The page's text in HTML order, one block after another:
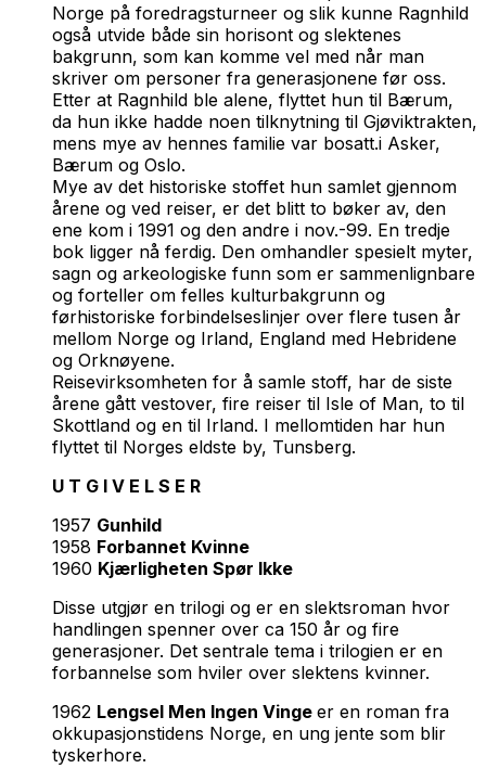
Norge på foredragsturneer og slik kunne Ragnhild
også utvide både sin horisont og slektenes
bakgrunn, som kan komme vel med når man
skriver om personer fra generasjonene før oss.
Etter at Ragnhild ble alene, flyttet hun til Bærum,
da hun ikke hadde noen tilknytning til Gjøviktrakten,
mens mye av hennes familie var bosatt.i Asker,
Bærum og Oslo.
Mye av det historiske stoffet hun samlet gjennom
årene og ved reiser, er det blitt to bøker av, den
ene kom i 1991 og den andre i nov.-99. En tredje
bok ligger nå ferdig. Den omhandler spesielt myter,
sagn og arkeologiske funn som er sammenlignbare
og forteller om felles kulturbakgrunn og
førhistoriske forbindelseslinjer over flere tusen år
mellom Norge og Irland, England med Hebridene
og Orknøyene.
Reisevirksomheten for å samle stoff, har de siste
årene gått vestover, fire reiser til Isle of Man, to til
Skottland og en til Irland. I mellomtiden har hun
flyttet til Norges eldste by, Tunsberg.
U T G I V E L S E R
1957 Gunhild
1958 Forbannet Kvinne
1960 Kjærligheten Spør Ikke
Disse utgjør en trilogi og er en slektsroman hvor
handlingen spenner over ca 150 år og fire
generasjoner. Det sentrale tema i trilogien er en
forbannelse som hviler over slektens kvinner.
1962 Lengsel Men Ingen Vinge er en roman fra
okkupasjonstidens Norge, en ung jente som blir
tyskerhore.